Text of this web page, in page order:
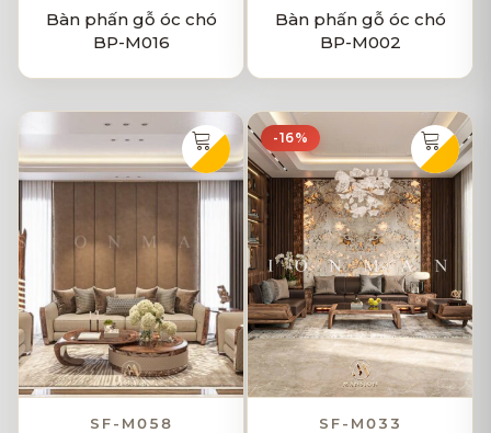
Bàn phấn gỗ óc chó
BP-M016
Bàn phấn gỗ óc chó
BP-M002
SF-M058
-16%
SF-M033